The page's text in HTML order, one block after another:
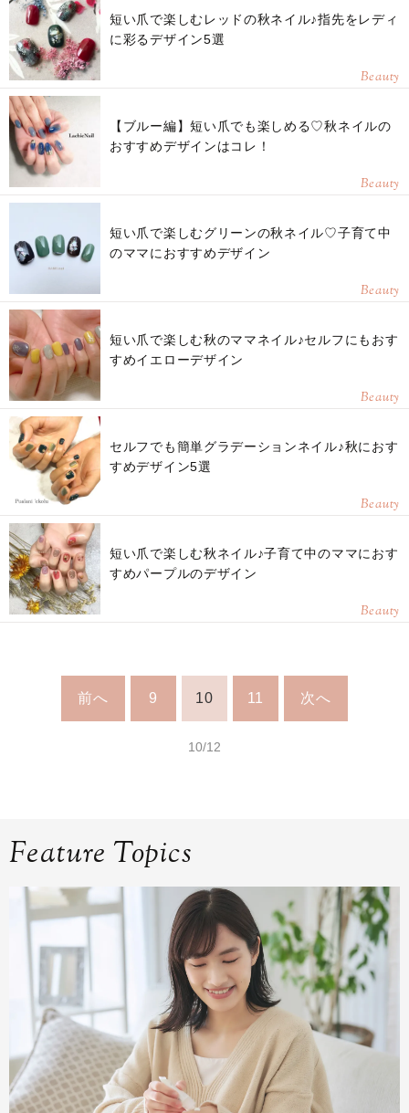
短い爪で楽しむレッドの秋ネイル♪指先をレディ
に彩るデザイン5選
Beauty
【ブルー編】短い爪でも楽しめる♡秋ネイルの
おすすめデザインはコレ！
Beauty
短い爪で楽しむグリーンの秋ネイル♡子育て中
のママにおすすめデザイン
Beauty
短い爪で楽しむ秋のママネイル♪セルフにもおす
すめイエローデザイン
Beauty
セルフでも簡単グラデーションネイル♪秋におす
すめデザイン5選
Beauty
短い爪で楽しむ秋ネイル♪子育て中のママにおす
すめパープルのデザイン
Beauty
前へ 9 10 11 次へ
10/12
Feature Topics